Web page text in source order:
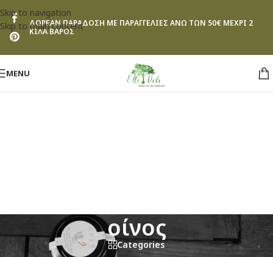
Skip to navigation
Skip to main content
ΔΩΡΕΑΝ ΠΑΡΑΔΟΣΗ ΜΕ ΠΑΡΑΓΓΕΛΙΕΣ ΑΝΩ ΤΩΝ 50€ ΜΕΧΡΙ 2
ΚΙΛΑ ΒΑΡΟΣ
MENU
οίνος
Categories